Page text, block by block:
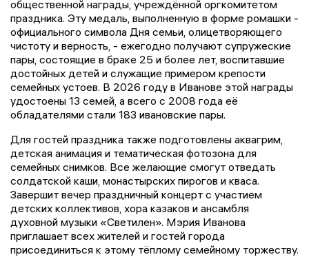
общественной награды, учреждённой оргкомитетом
праздника. Эту медаль, выполненную в форме ромашки -
официального символа Дня семьи, олицетворяющего
чистоту и верность, - ежегодно получают супружеские
пары, состоящие в браке 25 и более лет, воспитавшие
достойных детей и служащие примером крепости
семейных устоев. В 2026 году в Иванове этой награды
удостоены 13 семей, а всего с 2008 года её
обладателями стали 183 ивановские пары.
Для гостей праздника также подготовлены аквагрим,
детская анимация и тематическая фотозона для
семейных снимков. Все желающие смогут отведать
солдатской каши, монастырских пирогов и кваса.
Завершит вечер праздничный концерт с участием
детских коллективов, хора казаков и ансамбля
духовной музыки «Светилен». Мэрия Иванова
приглашает всех жителей и гостей города
присоединиться к этому тёплому семейному торжеству.